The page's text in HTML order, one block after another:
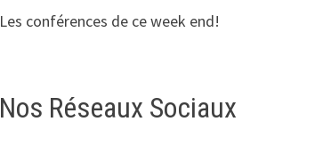
Les conférences de ce week end!
Nos Réseaux Sociaux